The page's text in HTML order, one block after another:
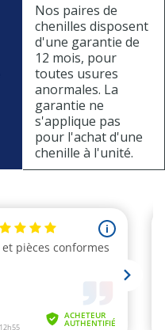
Nos paires de
chenilles disposent
d'une garantie de
12 mois, pour
toutes usures
anormales. La
garantie ne
s'applique pas
pour l'achat d'une
chenille à l'unité.